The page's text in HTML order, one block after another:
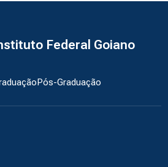
Federal Goiano
Pós-Graduação